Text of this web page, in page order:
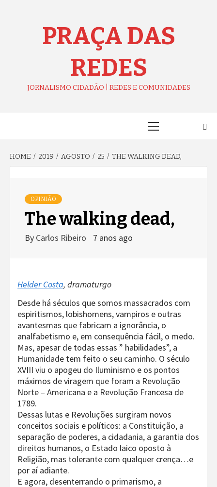
PRAÇA DAS
REDES
JORNALISMO CIDADÃO | REDES E COMUNIDADES
HOME 2019 AGOSTO 25 THE WALKING DEAD,
OPINIÃO
The walking dead,
By Carlos Ribeiro 7 anos ago
Helder Costa, dramaturgo
Desde há séculos que somos massacrados com
espiritismos, lobishomens, vampiros e outras
avantesmas que fabricam a ignorância, o
analfabetismo e, em consequência fácil, o medo.
Mas, apesar de todas essas ” habilidades”, a
Humanidade tem feito o seu caminho. O século
XVIII viu o apogeu do Iluminismo e os pontos
máximos de viragem que foram a Revolução
Norte – Americana e a Revolução Francesa de
1789.
Dessas lutas e Revoluções surgiram novos
conceitos sociais e políticos: a Constituição, a
separação de poderes, a cidadania, a garantia dos
direitos humanos, o Estado laico oposto à
Religião, mas tolerante com qualquer crença…e
por aí adiante.
E agora, desenterrando o primarismo, a